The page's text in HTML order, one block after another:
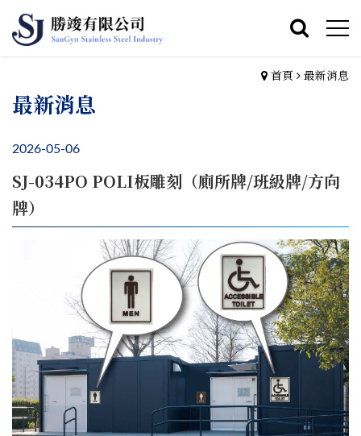
首頁 最新消息
最新消息
2026-05-06
SJ-034PO POLI板雕刻（廁所牌/班級牌/方向
牌）